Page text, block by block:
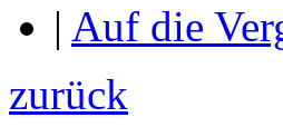
| Auf die
zurück